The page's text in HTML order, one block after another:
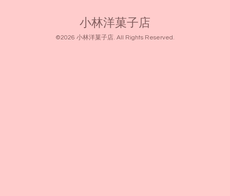
小林洋菓子店
©2026 小林洋菓子店. All Rights Reserved.